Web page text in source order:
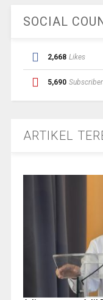
SOCIAL
2,668 Likes
5,690
ARTIKEL